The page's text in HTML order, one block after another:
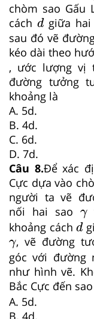
chòm sao Gấu
cách d
dgiữa hai
sau đó vẽ
kéo dài theo
, ước lượng vị
đường tưởng
khoảng là
A. 5d.
B. 4d.
C. 6d.
D. 7d.
Câu 8.Để xác
Cực dựa vào
người ta vẽ
nối hai sao γ
γ
khoảng cáchd
d
γ
γ, vẽ đường
góc với đường
như hình vẽ.
Bắc Cực đến sao
A. 5d.
B. 4d.